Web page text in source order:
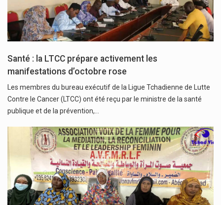
Santé : la LTCC prépare activement les
manifestations d’octobre rose
Les membres du bureau exécutif de la Ligue Tchadienne de Lutte
Contre le Cancer (LTCC) ont été reçu par le ministre de la santé
publique et de la prévention,…